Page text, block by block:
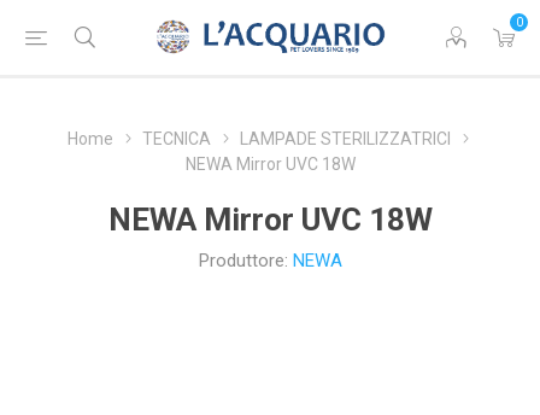
0
Home TECNICA
LAMPADE STERILIZZATRICI
NEWA Mirror UVC 18W
NEWA Mirror UVC 18W
Produttore: NEWA